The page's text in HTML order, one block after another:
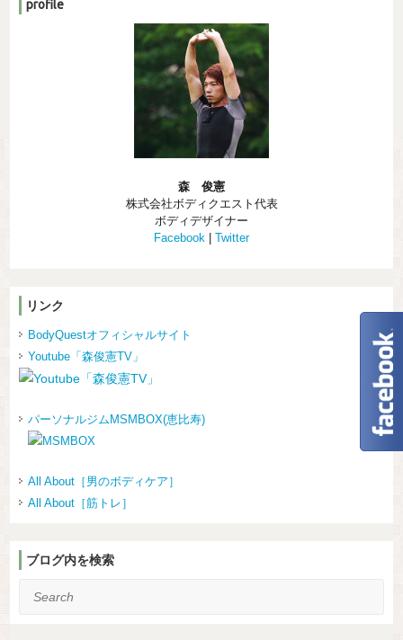
profile
森 俊憲
株式会社ボディクエスト代表
ボディデザイナー
Facebook | Twitter
リンク
BodyQuestオフィシャルサイト
Youtube「森俊憲TV」
パーソナルジムMSMBOX(恵比寿)
All About［男のボディケア］
All About［筋トレ］
ブログ内を検索
Search